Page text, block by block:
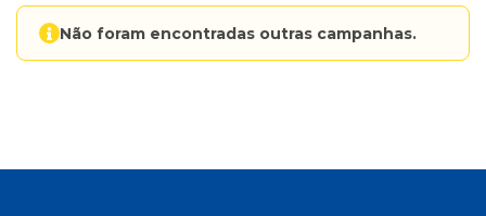
Não foram encontradas outras campanhas.